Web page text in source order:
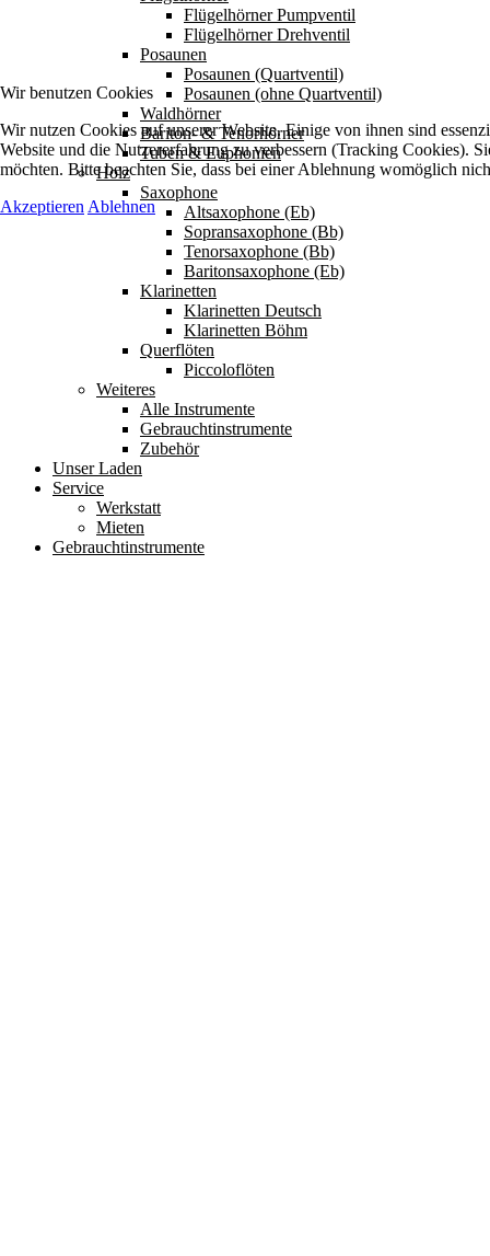
Flügelhörner Pumpventil
Flügelhörner Drehventil
Posaunen
Posaunen (Quartventil)
Posaunen (ohne Quartventil)
Waldhörner
Bariton- & Tenorhörner
Tuben & Euphonien
Holz
Saxophone
Altsaxophone (Eb)
Sopransaxophone (Bb)
Tenorsaxophone (Bb)
Baritonsaxophone (Eb)
Klarinetten
Klarinetten Deutsch
Klarinetten Böhm
Querflöten
Piccoloflöten
Weiteres
Alle Instrumente
Gebrauchtinstrumente
Zubehör
Unser Laden
Service
Werkstatt
Mieten
Gebrauchtinstrumente
Wir benutzen Cookies
Wir nutzen Cookies auf unserer Website. Einige von ihnen sind
Website und die Nutzererfahrung zu verbessern (Tracking Cookies).
möchten. Bitte beachten Sie, dass bei einer Ablehnung womöglich
Akzeptieren Ablehnen